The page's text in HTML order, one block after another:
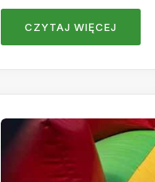
CZYTAJ WIĘCEJ